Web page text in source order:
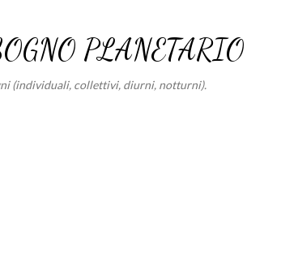
PLANETARIO
(individuali, collettivi, diurni, notturni).